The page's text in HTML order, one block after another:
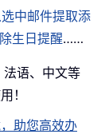
中邮件提取添
生日提醒……
语、中文等
！
助您高效办